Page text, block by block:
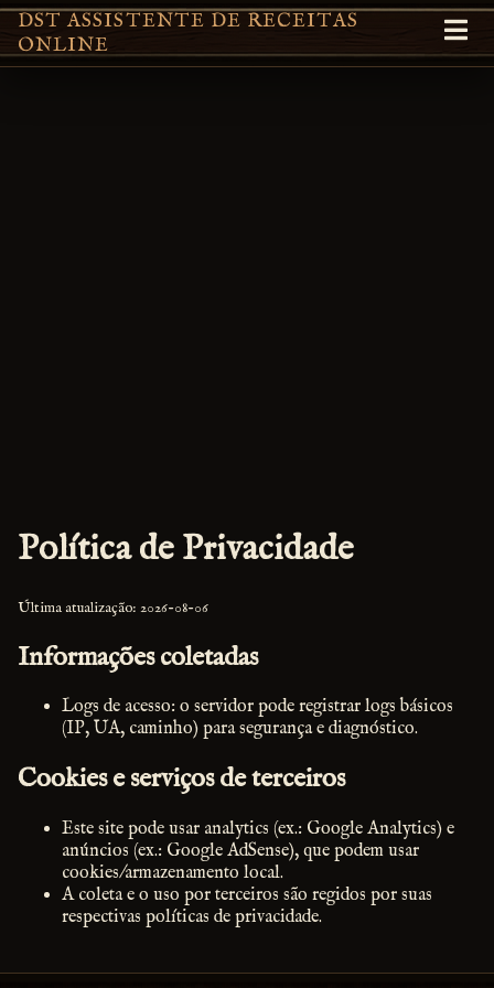
DST ASSISTENTE DE RECEITAS
ONLINE
Política de Privacidade
Última atualização: 2026-08-06
Informações coletadas
Logs de acesso: o servidor pode registrar logs básicos
(IP, UA, caminho) para segurança e diagnóstico.
Cookies e serviços de terceiros
Este site pode usar analytics (ex.: Google Analytics) e
anúncios (ex.: Google AdSense), que podem usar
cookies/armazenamento local.
A coleta e o uso por terceiros são regidos por suas
respectivas políticas de privacidade.